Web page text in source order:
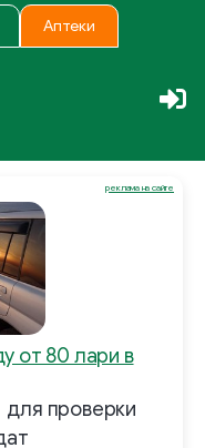
Аптеки
от 80 лари в
для проверки
реклама на сайте